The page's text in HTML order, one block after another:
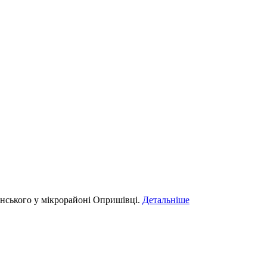
у мікрорайоні Опришівці. Детальніше